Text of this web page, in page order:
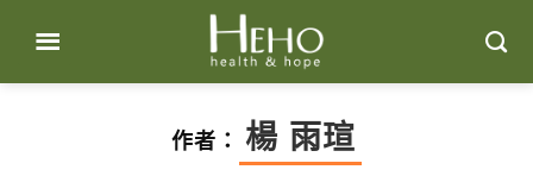
content
作者： 楊 雨瑄